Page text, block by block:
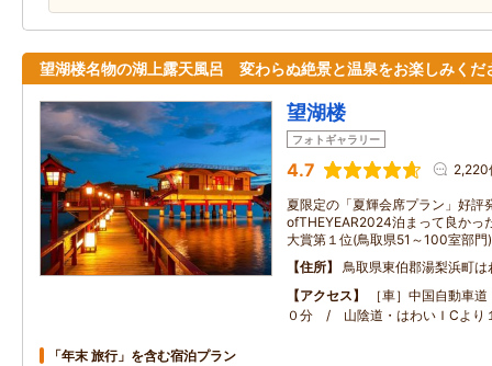
望湖楼名物の湖上露天風呂 変わらぬ絶景と温泉をお楽しみくだ
望湖楼
フォトギャラリー
4.7 2,220
夏限定の「夏輝会席プラン」好評
ofTHEYEAR2024泊まって良かっ
大賞第１位(鳥取県51～100室部門)
住所
鳥取県東伯郡湯梨浜町
アクセス
［車］中国自動車
０分 / 山陰道・はわいＩCよ
「年末 旅行」を含む宿泊プラン